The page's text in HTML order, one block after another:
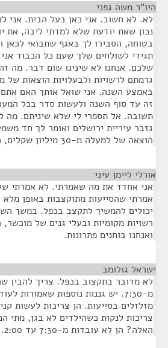
היו"ר משה גפני
לא. לא חשוב. אני כאן בעל הבית. אני
נכון שאת יודעת שלא למדתי ליבה, את
בטוחה, הסבירו לך באגף שתבואי לכאן
תגידי לשולחים שלך שעם כל הכבוד
שלכם. אנחנו לא שינינו שום דבר. מה
גרמתם לרשויות ולבעלויות הוצאות של
באמצע השנה. אני שואל אותך האם אתם
זה עד סוף השנה ולעשות סדר בכל
תשובה. אל תספרי לי שלא שיניתם. מה
גזבר עיריית ירושלים ואומר לך חד
הוצאה של למעלה מ-30 מיליון שקלים, הוצאה לא מתוכננת.
אורלי ליימן עיני
אני אחדד את מה שאמרתי. לא אמרתי
אמרתי שהסייעות מתוקצבות באופן
יכולים להמשיך לתקצב בכפל. במשך
רשויות מקומיות ובעלי גנים של
ואנחנו בוחנים פתרונות.
ישראל גולומב
לא מדובר בתקצוב בכפל. צריך להבין
מזלזלים בסייעות. הן צריכות לעשות
צריכות לנקות כשהילדים לא בגן, מתי
האלה? הן לא עובדות מ-7:30 עד 2:00.